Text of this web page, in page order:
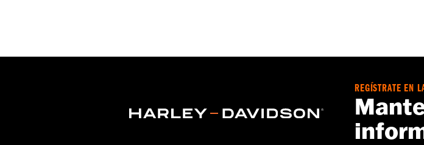
Unida de medida del diámetro del material:Pulgadas
2 terminales y toda la tornillería de fijación
REGÍSTRATE EN